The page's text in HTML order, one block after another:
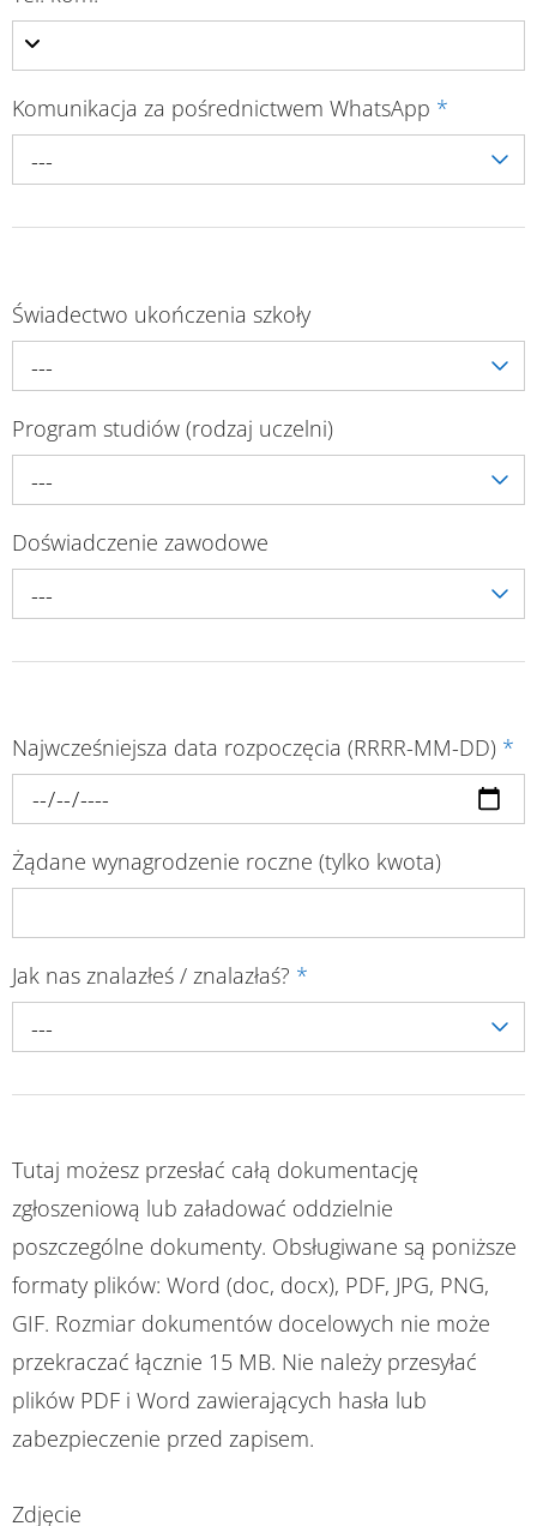
Komunikacja za pośrednictwem WhatsApp *
---
Świadectwo ukończenia szkoły
---
Program studiów (rodzaj uczelni)
---
Doświadczenie zawodowe
---
Najwcześniejsza data rozpoczęcia (RRRR-MM-DD) *
Żądane wynagrodzenie roczne (tylko kwota)
Jak nas znalazłeś / znalazłaś? *
---
Tutaj możesz przesłać całą dokumentację
zgłoszeniową lub załadować oddzielnie
poszczególne dokumenty. Obsługiwane są poniższe
formaty plików: Word (doc, docx), PDF, JPG, PNG,
GIF. Rozmiar dokumentów docelowych nie może
przekraczać łącznie 15 MB. Nie należy przesyłać
plików PDF i Word zawierających hasła lub
zabezpieczenie przed zapisem.
Zdjęcie